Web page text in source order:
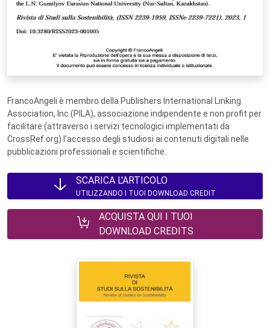
FrancoAngeli è membro della Publishers International Linking
Association, Inc (PILA), associazione indipendente e non profit per
facilitare (attraverso i servizi tecnologici implementati da
CrossRef.org) l’accesso degli studiosi ai contenuti digitali nelle
pubblicazioni professionali e scientifiche.
SCARICA L'ARTICOLO
UTILIZZANDO I TUOI DOWNLOAD CREDIT
ACQUISTA QUI I TUOI
DOWNLOAD CREDITS